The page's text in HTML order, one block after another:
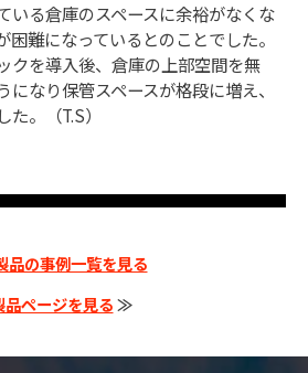
いる倉庫のスペースに余裕がなくな
困難になっているとのことでした。
クを導入後、倉庫の上部空間を無
なり保管スペースが格段に増え、
。（T.S）
品の事例一覧を見る
品ページを見る≫